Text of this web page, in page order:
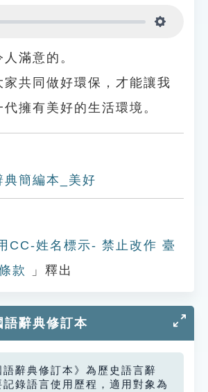
滿意的。
家共同做好環保，才能讓我
擁有美好的生活環境。
典簡編本_美好
CC-姓名標示- 禁止改作 臺
款
」釋出
語辭典修訂本
語辭典修訂本》為歷史語言辭
記錄語言使用歷程，適用對象為